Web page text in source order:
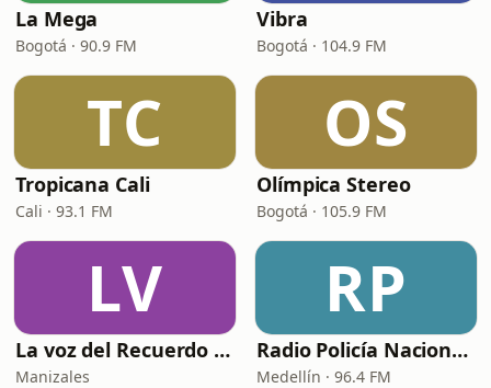
La Mega
Bogotá · 90.9 FM
Vibra
Bogotá · 104.9 FM
TC
Tropicana Cali
Cali · 93.1 FM
OS
Olímpica Stereo
Bogotá · 105.9 FM
LV
La voz del Recuerdo Manizales
Manizales
RP
Radio Policía Nacional - Medellín
Medellín · 96.4 FM